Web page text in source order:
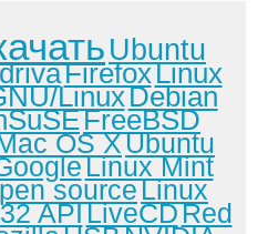
Ubuntu
FirefoxLinux
LinuxDebian
FreeBSD
OS XUbuntu
Linux Mint
sourceLinux
APILiveCDRed